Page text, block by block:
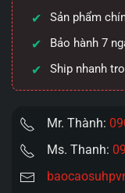
Sản phẩm
Bảo hành 7
Ship nhanh
Mr. Thành:
Ms. Thanh: